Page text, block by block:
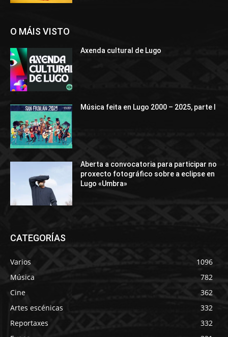
O MÁIS VISTO
Axenda cultural de Lugo
Música feita en Lugo 2000 – 2025, parte I
Aberta a convocatoria para participar no
proxecto fotográfico sobre a eclipse en
Lugo «Umbra»
CATEGORÍAS
Varios
1096
Música
782
Cine
362
Artes escénicas
332
Reportaxes
332